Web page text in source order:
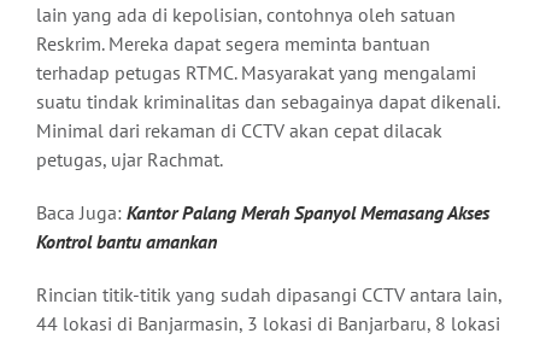
lain yang ada di kepolisian, contohnya oleh satuan
Reskrim. Mereka dapat segera meminta bantuan
terhadap petugas RTMC. Masyarakat yang mengalami
suatu tindak kriminalitas dan sebagainya dapat dikenali.
Minimal dari rekaman di CCTV akan cepat dilacak
petugas, ujar Rachmat.
Baca Juga: Kantor Palang Merah Spanyol Memasang Akses
Kontrol bantu amankan
Rincian titik-titik yang sudah dipasangi CCTV antara lain,
44 lokasi di Banjarmasin, 3 lokasi di Banjarbaru, 8 lokasi